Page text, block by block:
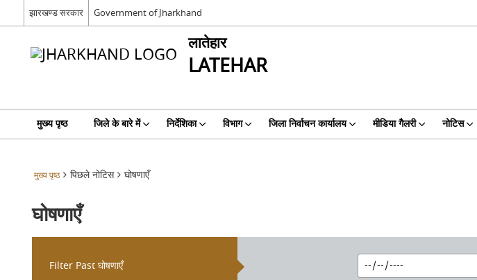
झारखण्ड सरकार Government of Jharkhand
लातेहार
LATEHAR
मुख्य पृष्ठ जिले के बारे में निर्देशिका विभाग जिला निर्वाचन कार्यालय मीडिया गैलरी नोटिस
मुख्य पृष्ठ पिछले नोटिस घोषणाएँ
घोषणाएँ
Filter Past घोषणाएँ